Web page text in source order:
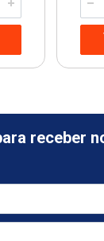
receber